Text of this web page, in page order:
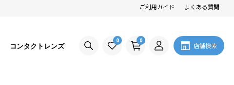
ご利用ガイド よくある質問
コンタクトレンズ
0 0
店舗検索